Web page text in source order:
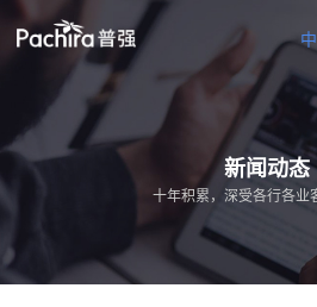
新闻动态
十年积累，深受各行各业